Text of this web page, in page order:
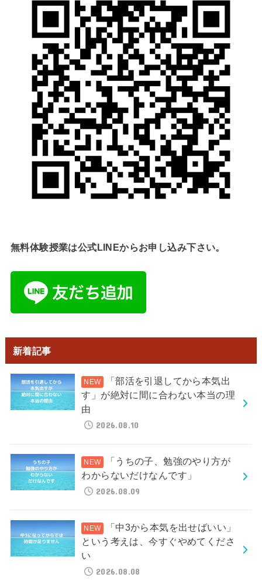
無料体験授業は公式LINEからお申し込み下さい。
新着記事
「部活を引退してから本気出
す」が絶対に間に合わない本当の理
由
2026.08.10
「うちの子、勉強のやり方が
わからないだけなんです」
2026.08.09
「中3から本気を出せばいい」
という考えは、今すぐやめてくださ
い
2026.08.08